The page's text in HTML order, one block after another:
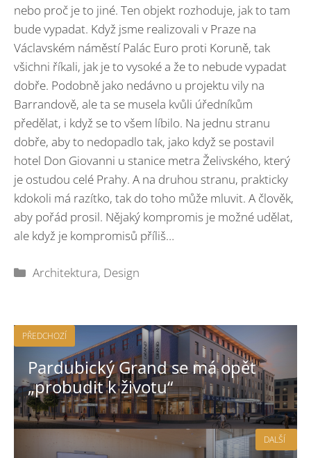
nebo proč je to jiné. Ten objekt rozhoduje, jak to tam
bude vypadat. Když jsme realizovali v Praze na
Václavském náměstí Palác Euro proti Koruně, tak
všichni říkali, jak je to vysoké a že to nebude vypadat
dobře. Podobně jako nedávno u projektu vily na
Barrandově, ale ta se musela kvůli úředníkům
předělat, i když se to všem líbilo. Na jednu stranu
dobře, aby to nedopadlo tak, jako když se postavil
hotel Don Giovanni u stanice metra Želivského, který
je ostudou celé Prahy. A na druhou stranu, prakticky
kdokoli má razítko, tak do toho může mluvit. A člověk,
aby pořád prosil. Nějaký kompromis je možné udělat,
ale když je kompromisů příliš…
Rubriky
Architektura, Design
PŘEDCHOZÍ
Pardubický Grand se má opět
„probudit k životu“
DALŠÍ